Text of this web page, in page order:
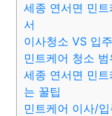
세종 연서면 민
서
이사청소 VS 입
민트케어 청소 범
세종 연서면 민
는 꿀팁
민트케어 이사/